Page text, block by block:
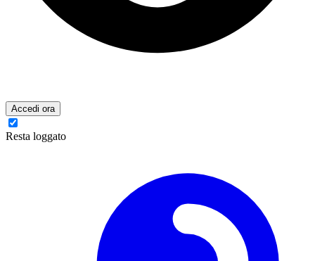
Accedi ora
Resta loggato